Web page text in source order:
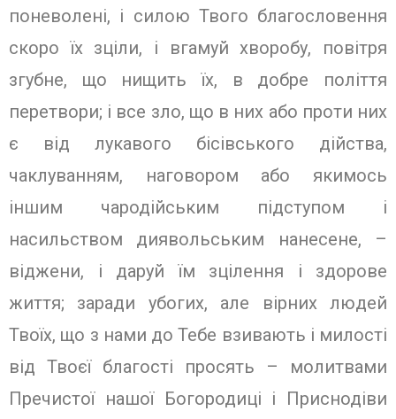
поневолені, і силою Твого благословення
скоро їх зціли, і вгамуй хворобу, повітря
згубне, що нищить їх, в добре поліття
перетвори; і все зло, що в них або проти них
є від лукавого бісівського дійства,
чаклуванням, наговором або якимось
іншим чародійським підступом і
насильством диявольським нанесене, –
віджени, і даруй їм зцілення і здорове
життя; заради убогих, але вірних людей
Твоїх, що з нами до Тебе взивають і милості
від Твоєї благості просять – молитвами
Пречистої нашої Богородиці і Приснодіви